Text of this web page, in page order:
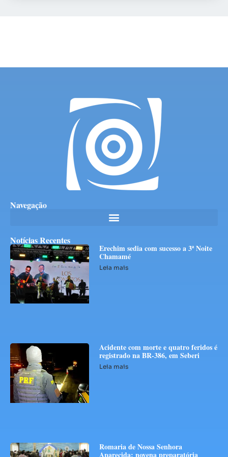
Navegação
Notícias Recentes
Erechim sedia com sucesso a 3ª Noite
Chamamé
Leia mais
Acidente com morte e quatro feridos é
registrado na BR-386, em Seberi
Leia mais
Romaria de Nossa Senhora
Aparecida: novena preparatória